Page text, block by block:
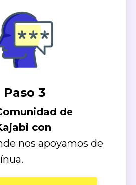
Paso 3
de
con
nos apoyamos de